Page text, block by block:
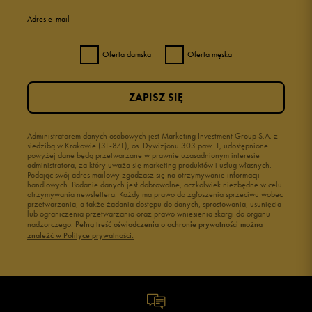
Adres e-mail
Oferta damska Oferta męska
Administratorem danych osobowych jest Marketing Investment Group S.A. z
siedzibą w Krakowie (31-871), os. Dywizjonu 303 paw. 1, udostępnione
powyżej dane będą przetwarzane w prawnie uzasadnionym interesie
administratora, za który uważa się marketing produktów i usług własnych.
Podając swój adres mailowy zgadzasz się na otrzymywanie informacji
handlowych. Podanie danych jest dobrowolne, aczkolwiek niezbędne w celu
otrzymywania newslettera. Każdy ma prawo do zgłoszenia sprzeciwu wobec
przetwarzania, a także żądania dostępu do danych, sprostowania, usunięcia
lub ograniczenia przetwarzania oraz prawo wniesienia skargi do organu
nadzorczego. Pełną treść oświadczenia o ochronie prywatności można
znaleźć w Polityce prywatności.
ZAPISZ SIĘ